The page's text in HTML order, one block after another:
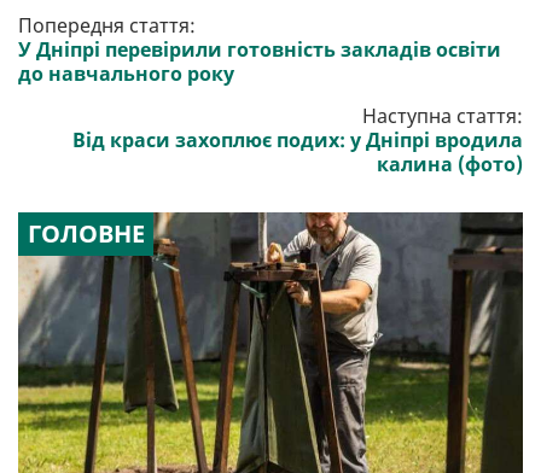
Попередня стаття:
У Дніпрі перевірили готовність закладів освіти
до навчального року
Наступна стаття:
Від краси захоплює подих: у Дніпрі вродила
калина (фото)
ГОЛОВНЕ